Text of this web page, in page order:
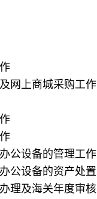
网上商城采购工作
公设备的管理工作
公设备的资产处
理及海关年度审